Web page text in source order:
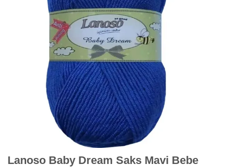
Lanoso Baby Dream Saks Mavi Bebe